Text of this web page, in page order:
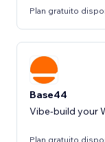
Plan gratuito
Base44
Vibe-build your
Plan gratuito